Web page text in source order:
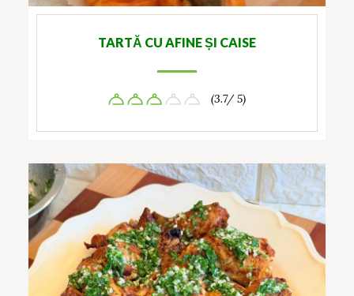
TARTĂ CU AFINE ȘI CAISE
(3.7/ 5)